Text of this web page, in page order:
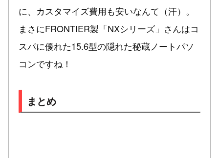
に、カスタマイズ費用も安いなんて（汗）。
まさにFRONTIER製「NXシリーズ」さんはコ
スパに優れた15.6型の隠れた秘蔵ノートパソ
コンですね！
まとめ